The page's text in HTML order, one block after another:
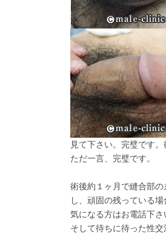
見て下さい。完璧です
ただ一言、完璧です。
術後約１ヶ月で縫合部
し、頑固の残っている
気になる方はお電話下さ
そして待ちに待った性交